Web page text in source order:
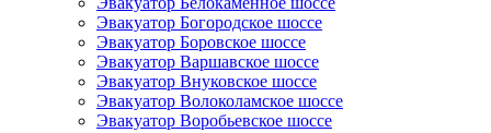
Эвакуатор Богородское шоссе
Эвакуатор Боровское шоссе
Эвакуатор Варшавское шоссе
Эвакуатор Внуковское шоссе
Эвакуатор Волоколамское шоссе
Эвакуатор Воробьевское шоссе